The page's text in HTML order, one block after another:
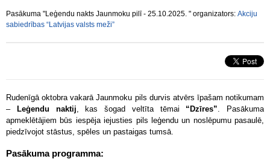
Pasākuma "Leģendu nakts Jaunmoku pilī - 25.10.2025. " organizators: Akciju
sabiedrības “Latvijas valsts meži”
Rudenīgā oktobra vakarā Jaunmoku pils durvis atvērs īpašam notikumam
–
Leģendu naktij, kas šogad veltīta tēmai “Dzīres”. Pasākuma
apmeklētājiem būs iespēja iejusties pils leģendu un noslēpumu pasaulē,
piedzīvojot stāstus, spēles un pastaigas tumsā.
Pasākuma programma: